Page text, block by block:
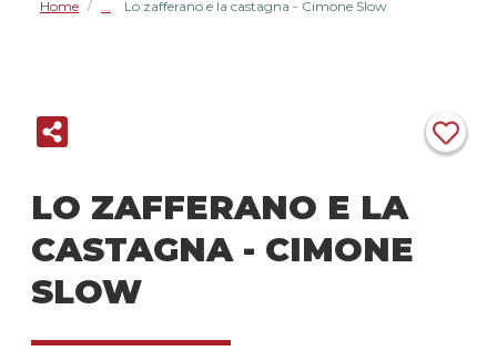
Home / Lo zafferano e la castagna - Cimone Slow
LO ZAFFERANO E LA
CASTAGNA - CIMONE
SLOW